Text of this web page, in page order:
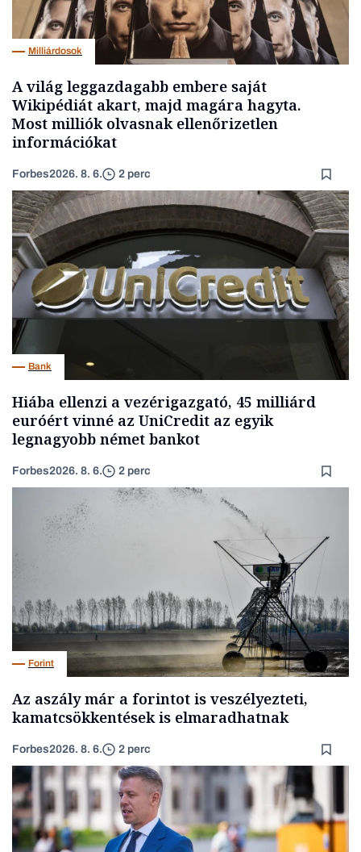
Milliárdosok
A világ leggazdagabb embere saját
Wikipédiát akart, majd magára hagyta.
Most milliók olvasnak ellenőrizetlen
információkat
Forbes2026. 8. 6. 2 perc
Bank
Hiába ellenzi a vezérigazgató, 45 milliárd
euróért vinné az UniCredit az egyik
legnagyobb német bankot
Forbes2026. 8. 6. 2 perc
Forint
Az aszály már a forintot is veszélyezteti,
kamatcsökkentések is elmaradhatnak
Forbes2026. 8. 6. 2 perc